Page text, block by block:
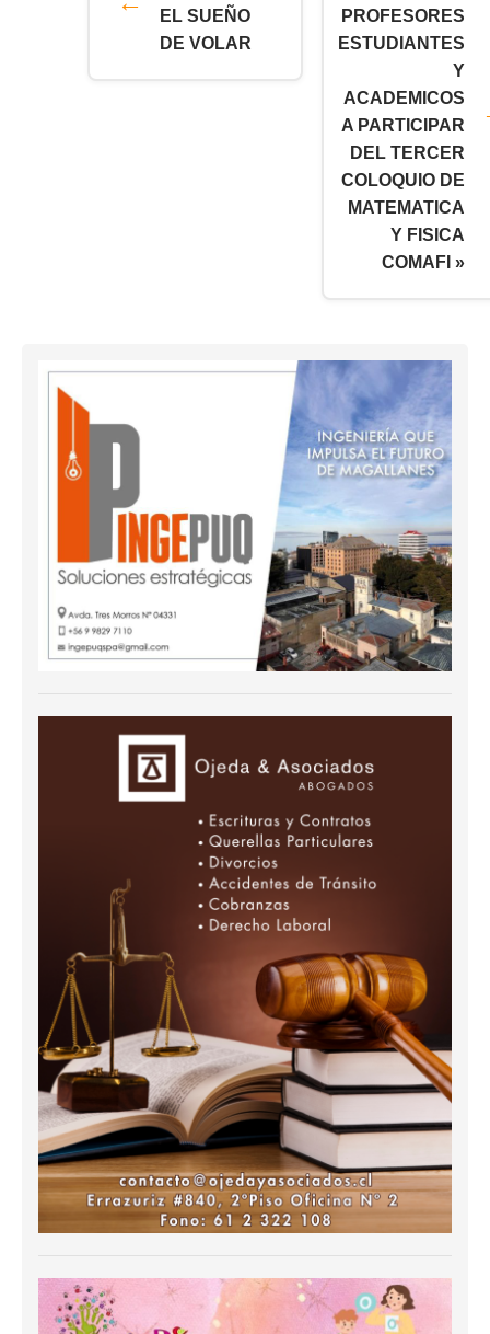
EL SUEÑO
DE VOLAR
PROFESORES
ESTUDIANTES
Y
ACADEMICOS
A PARTICIPAR
DEL TERCER
COLOQUIO DE
MATEMATICA
Y FISICA
COMAFI »